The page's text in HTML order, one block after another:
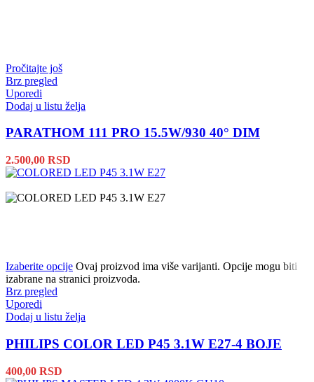
Pročitajte još
Brz pregled
Uporedi
Dodaj u listu želja
PARATHOM 111 PRO 15.5W/930 40° DIM
2.500,00 RSD
Izaberite opcije Ovaj proizvod ima više varijanti. Opcije mogu biti
izabrane na stranici proizvoda.
Brz pregled
Uporedi
Dodaj u listu želja
PHILIPS COLOR LED P45 3.1W E27-4 BOJE
400,00 RSD